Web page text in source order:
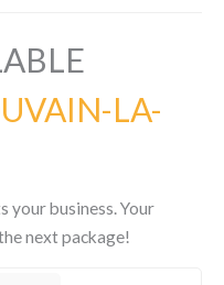
LA-
your business. Your
next package!